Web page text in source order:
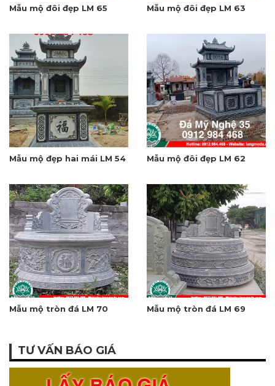
Mẫu mộ đôi đẹp LM 65 Mẫu mộ đôi đẹp LM 63
Mẫu mộ đẹp hai mái LM 54 Mẫu mộ đôi đẹp LM 62
Mẫu mộ tròn đá LM 70 Mẫu mộ tròn đá LM 69
TƯ VẤN BÁO GIÁ